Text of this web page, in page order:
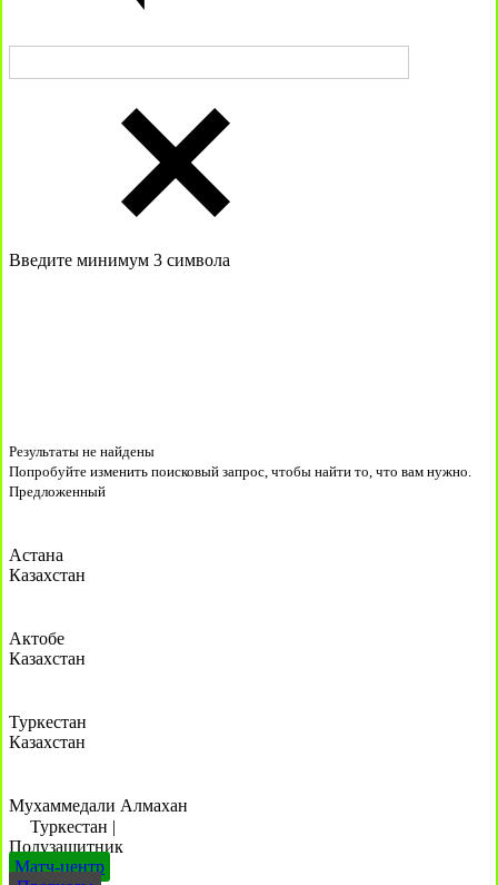
Введите минимум 3 символа
Результаты не найдены
Попробуйте изменить поисковый запрос, чтобы найти то, что вам нужно.
Предложенный
Астана
Казахстан
Актобе
Казахстан
Туркестан
Казахстан
Мухаммедали Алмахан
Туркестан |
Полузащитник
Матч-центр